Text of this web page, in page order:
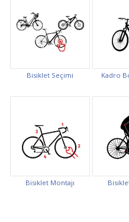
Bisiklet Seçimi Kadro
Bisiklet Montajı